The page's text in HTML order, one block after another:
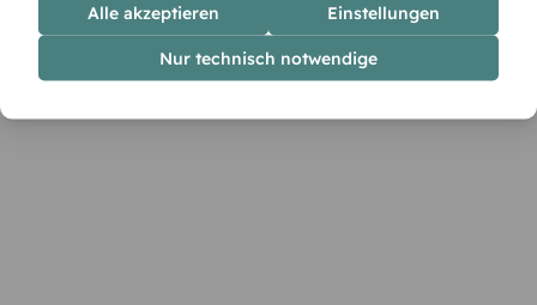
Alle akzeptieren Einstellungen
Nur technisch notwendige